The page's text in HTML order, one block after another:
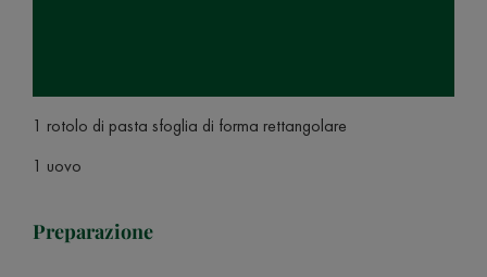
1 rotolo di pasta sfoglia di forma rettangolare
1 uovo
Preparazione